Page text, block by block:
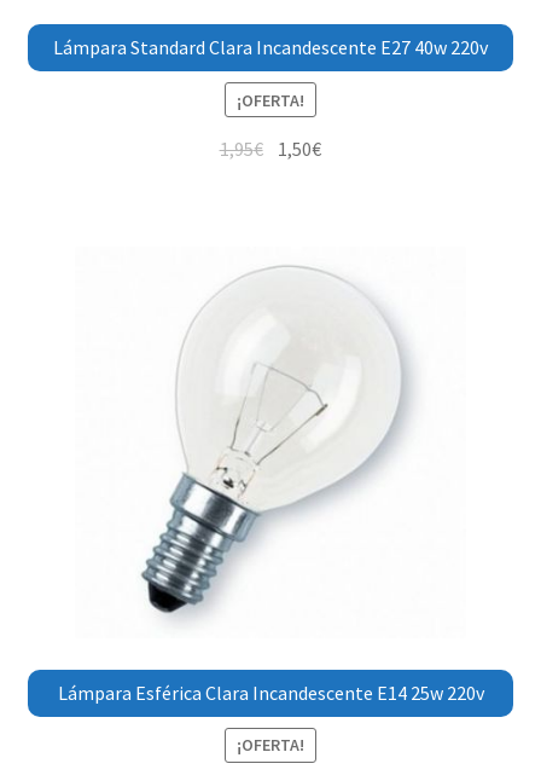
Lámpara Standard Clara Incandescente E27 40w 220v
¡OFERTA!
1,95€ 1,50€
Lámpara Esférica Clara Incandescente E14 25w 220v
¡OFERTA!